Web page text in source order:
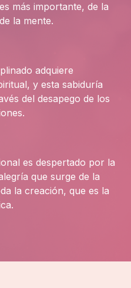
más importante, de la
la mente.
adquiere
y esta sabiduría
del desapego de los
es despertado por la
que surge de la
la creación, que es la